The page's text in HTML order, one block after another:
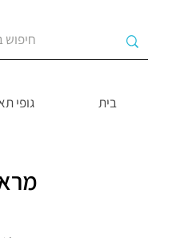
בית גופי